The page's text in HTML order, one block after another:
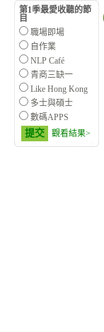
第1季最愛收聽的節
目
職場即場
自作業
NLP Café
青商三缺一
Like Hong Kong
多士與碩士
數碼APPS
提交 觀看結果>